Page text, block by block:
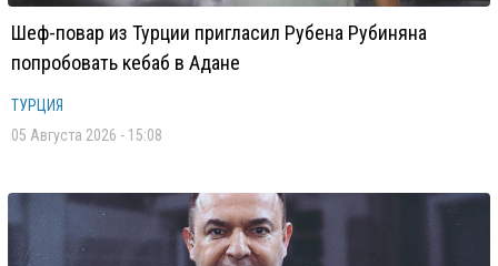
Шеф-повар из Турции пригласил Рубена Рубиняна
попробовать кебаб в Адане
ТУРЦИЯ
05 Августа 2026 - 15:08